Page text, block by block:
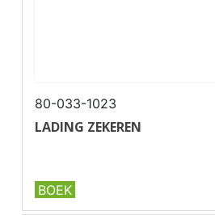
80-033-1023
LADING ZEKEREN
BOEK